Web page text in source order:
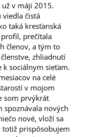
už v máji 2015.
čistá
taká kresťanská
prečítala
členov, a tým to
zhliadnutí
k sociálnym sieťam.
na celé
v mojom
som prvýkrát
spoznávala nových
nové, vloží sa
totiž prispôsobujem